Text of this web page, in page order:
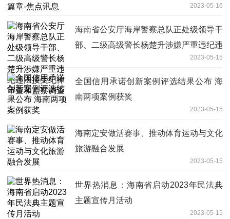
2023-05-16
海南省公安厅海岸警察总队正处级领导干
部、二级高级警长杨楚升涉嫌严重违纪违
2023-05-15
全国信用承诺创新案例评选结果公布 海
南两项案例获奖
2023-05-15
海南定安做活赛事、推动体育运动与文化
旅游融合发展
2023-05-15
世界热消息：海南省启动2023年民法典
主题宣传月活动
2023-05-15